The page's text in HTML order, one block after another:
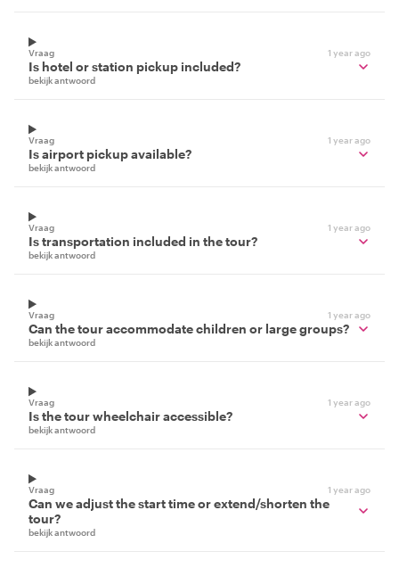
Vraag 1 year ago
Is hotel or station pickup included?
bekijk antwoord
Vraag 1 year ago
Is airport pickup available?
bekijk antwoord
Vraag 1 year ago
Is transportation included in the tour?
bekijk antwoord
Vraag 1 year ago
Can the tour accommodate children or large groups?
bekijk antwoord
Vraag 1 year ago
Is the tour wheelchair accessible?
bekijk antwoord
Vraag 1 year ago
Can we adjust the start time or extend/shorten the
tour?
bekijk antwoord